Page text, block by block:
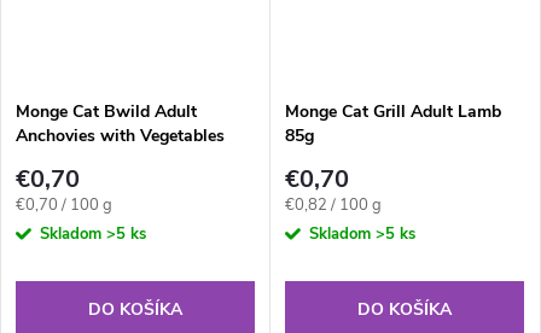
Monge Cat Bwild Adult
Anchovies with Vegetables
€0,70
Jednotková
cena:
€0,70 / 100 g
Skladom >5 ks
DO KOŠÍKA
Monge Cat Grill Adult Lamb
85g
€0,70
Jednotková
cena:
€0,82 / 100 g
Skladom >5 ks
DO KOŠÍKA